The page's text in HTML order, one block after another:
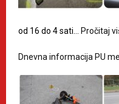
od 16 do 4 sati…
Pročitaj
Dnevna informacija PU